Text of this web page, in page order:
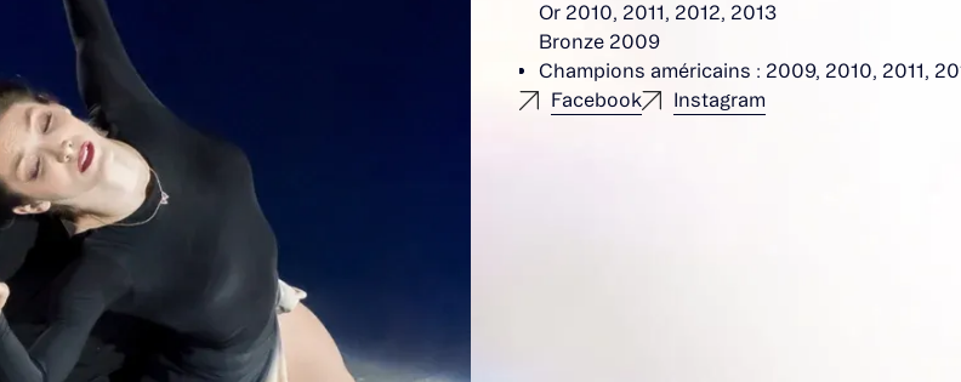
Or 2010, 2011, 2012, 2013
Bronze 2009
Champions américains : 2009, 2010, 2011,
Facebook
Instagram